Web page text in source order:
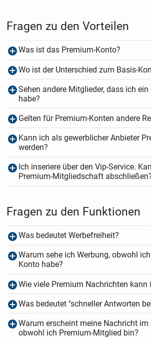
Fragen zu den Vorteilen
Was ist das Premium-Konto?
Wo ist der Unterschied zum Basis-
Sehen andere Mitglieder, dass ich
habe?
Gelten für Premium-Konten andere
Kann ich als gewerblicher Anbieter
werden?
Ich inseriere über den Vip-Service.
Premium-Mitgliedschaft
Fragen zu den Funktionen
Was bedeutet Werbefreiheit?
Warum sehe ich Werbung, obwohl
Konto habe?
Wie viele Premium Nachrichten kann
Was bedeutet "schneller Antworten
Warum erscheint meine Nachricht im
obwohl ich Premium-Mitglied bin?